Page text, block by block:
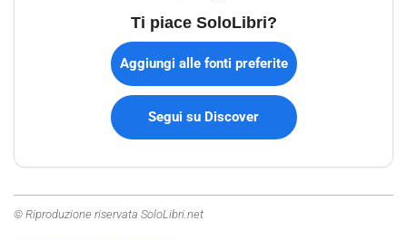
Ti piace SoloLibri?
Aggiungi alle fonti preferite
Segui su Discover
© Riproduzione riservata SoloLibri.net